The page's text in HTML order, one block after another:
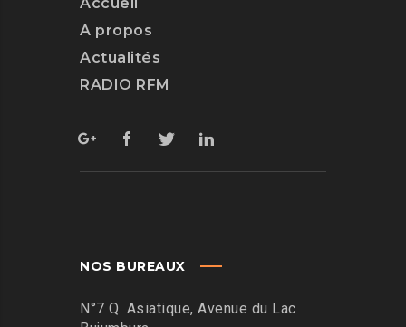
A propos
Actualités
RADIO RFM
NOS BUREAUX
N°7 Q. Asiatique, Avenue du Lac